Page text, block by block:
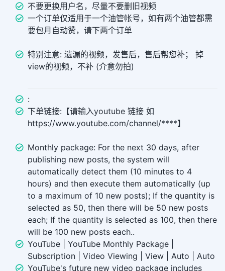
不要更换用户名，尽量不要删旧视频
一个订单仅适用于一个油管帐号，如有两个油管都需
要包月自动赞，请下两个订单
特别注意: 遗漏的视频，发售后，售后帮您补； 掉
view的视频，不补 (介意勿拍)
:
下单链接:【请输入youtube 链接 如
https://www.youtube.com/channel/****】
Monthly package: For the next 30 days, after
publishing new posts, the system will
automatically detect them (10 minutes to 4
hours) and then execute them automatically (up
to a maximum of 10 new posts); If the quantity is
selected as 50, then there will be 50 new posts
each; If the quantity is selected as 100, then there
will be 100 new posts each..
YouTube | YouTube Monthly Package |
Subscription | Video Viewing | View | Auto | Auto
YouTube's future new video package includes